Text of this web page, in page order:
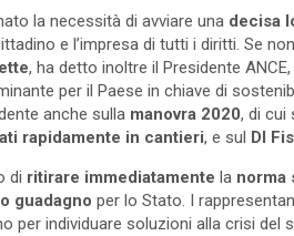
la necessità di avviare una decisa
e l’impresa di tutti i diritti. Se
, ha detto inoltre il Presidente ANCE,
per il Paese in chiave di
anche sulla manovra 2020, di cui
rapidamente in cantieri, e sul Dl
di ritirare immediatamente la norma
guadagno per lo Stato. I
per individuare soluzioni alla crisi del